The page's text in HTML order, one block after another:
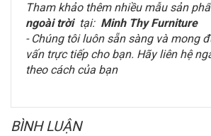
Tham khảo thêm nhiều mẫu sản
ngoài trời tại: Minh Thy Furniture
- Chúng tôi luôn sẵn sàng và mong
vấn trực tiếp cho bạn. Hãy liên hệ
theo cách của bạn
BÌNH LUẬN